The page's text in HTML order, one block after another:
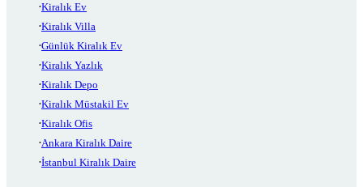
Kiralık Ev
Kiralık Villa
Günlük Kiralık Ev
Kiralık Yazlık
Kiralık Depo
Kiralık Müstakil Ev
Kiralık Ofis
Ankara Kiralık Daire
İstanbul Kiralık Daire